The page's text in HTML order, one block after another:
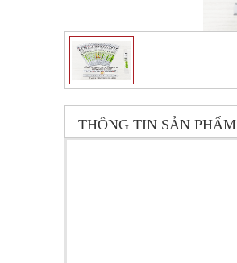
THÔNG TIN SẢN PHẨM